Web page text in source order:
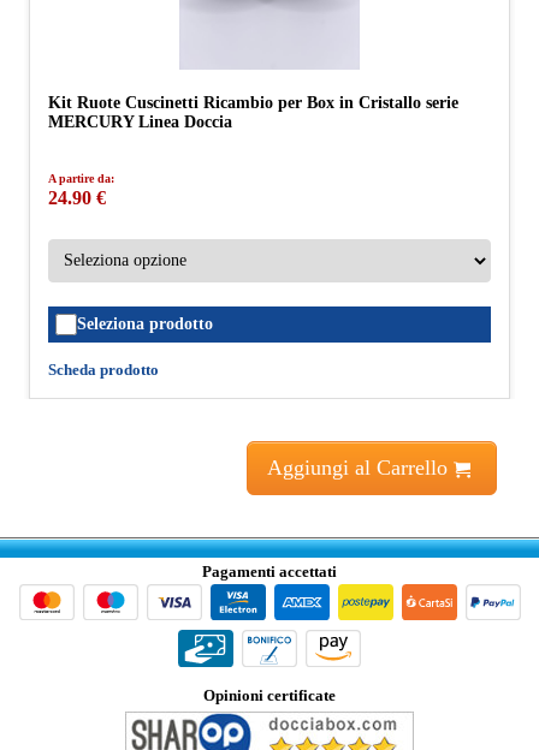
Kit Ruote Cuscinetti Ricambio per Box in Cristallo serie
MERCURY Linea Doccia
A partire da:
24.90 €
Seleziona prodotto
Scheda prodotto
Aggiungi al Carrello
Pagamenti accettati
Opinioni certificate